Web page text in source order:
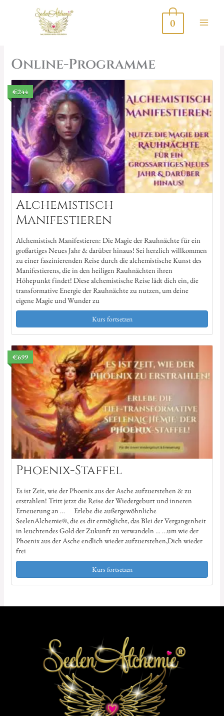
0
Online-Programme
€244
Alchemistisch
Manifestieren
Alchemistisch Manifestieren: Die Magie der Rauhnächte für ein
großartiges Neues Jahr & darüber hinaus! Sei herzlich willkommen
zu einer faszinierenden Reise durch die alchemistische Kunst des
Manifestierens, die in den heiligen Rauhnächten ihren
Höhepunkt findet! Diese alchemistische Reise lädt dich ein, die
transformative Energie der Rauhnächte zu nutzen, um deine
eigene Magie und Wunder zu
Kurs fortsetzen
€699
Phoenix-Staffel
Es ist Zeit, wie der Phoenix aus der Asche aufzuerstehen & zu
erstrahlen! Tritt jetzt die Reise der Wiedergeburt und inneren
Erneuerung an … Erlebe die außergewöhnliche
SeelenAlchemie®, die es dir ermöglicht, das Blei der Vergangenheit
in leuchtendes Gold der Zukunft zu verwandeln … …um wie der
Phoenix aus der Asche endlich wieder aufzuerstehen,Dich wieder
frei
Kurs fortsetzen